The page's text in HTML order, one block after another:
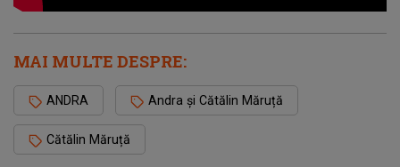
MAI MULTE DESPRE:
ANDRA Andra și Cătălin Măruță
Cătălin Măruță